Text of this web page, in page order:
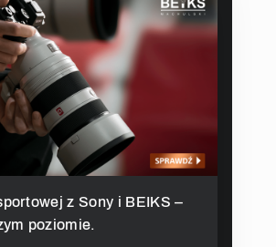
z Sony i BEIKS –
poziomie.